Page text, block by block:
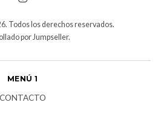
Todos los derechos reservados.
por Jumpseller.
MENÚ 1
CONTACTO